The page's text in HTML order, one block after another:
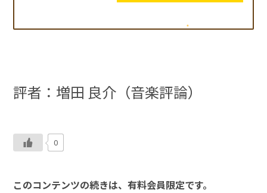
評者：増田 良介（音楽評論）
0
このコンテンツの続きは、有料会員限定です。